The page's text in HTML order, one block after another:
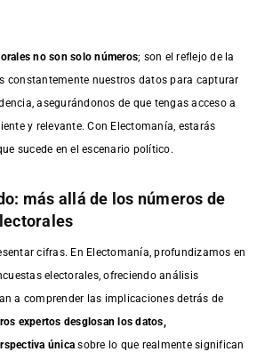
no son solo números; son el reflejo de la
constantemente nuestros datos para capturar
asegurándonos de que tengas acceso a
y relevante. Con Electomanía, estarás
sucede en el escenario político.
más allá de los números de
cifras. En Electomanía, profundizamos en
electorales, ofreciendo análisis
a comprender las implicaciones detrás de
expertos desglosan los datos,
única sobre lo que realmente significan